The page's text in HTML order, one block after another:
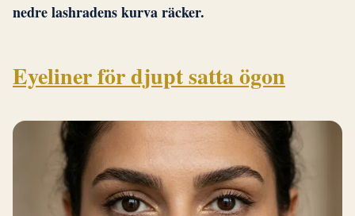
nedre lashradens kurva räcker.
Eyeliner för djupt satta ögon